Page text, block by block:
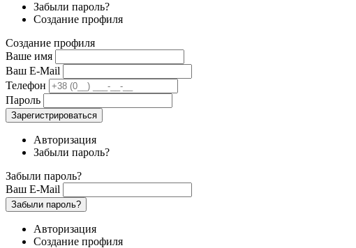
Забыли пароль?
Создание профиля
Создание профиля
Ваше имя
Ваш E-Mail
Телефон
Пароль
Зарегистрироваться
Авторизация
Забыли пароль?
Забыли пароль?
Ваш E-Mail
Забыли пароль?
Авторизация
Создание профиля